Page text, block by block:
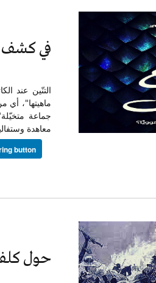
في كشف
التنّين عند
ماهيتها"، أي
معاهدة وستفاليا (1648 م). والتنّين
حول